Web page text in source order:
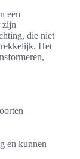
een
zijn
die niet
Het
en kunnen